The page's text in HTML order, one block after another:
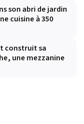
son abri de jardin
cuisine à 350
construit sa
une mezzanine